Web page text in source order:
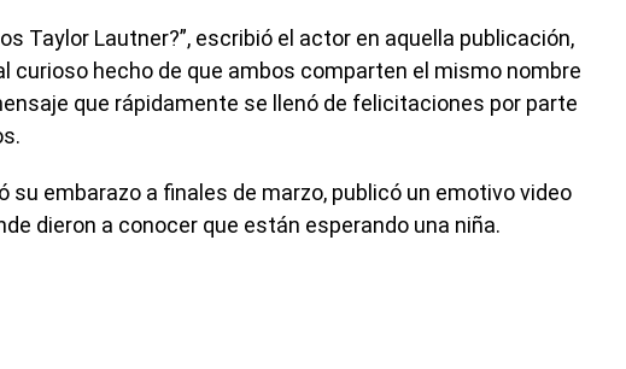
Taylor Lautner?”, escribió el actor en aquella publicación,
curioso hecho de que ambos comparten el mismo nombre
que rápidamente se llenó de felicitaciones por parte
su embarazo a finales de marzo, publicó un emotivo video
dieron a conocer que están esperando una niña.